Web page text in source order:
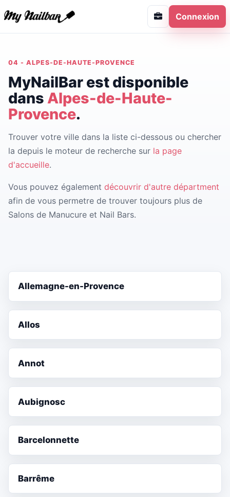
Connexion
04 - ALPES-DE-HAUTE-PROVENCE
MyNailBar est disponible
dans Alpes-de-Haute-
Provence.
Trouver votre ville dans la liste ci-dessous ou chercher
la depuis le moteur de recherche sur la page
d'accueille.
Vous pouvez également découvrir d'autre départment
afin de vous permetre de trouver toujours plus de
Salons de Manucure et Nail Bars.
Allemagne-en-Provence
Allos
Annot
Aubignosc
Barcelonnette
Barrême